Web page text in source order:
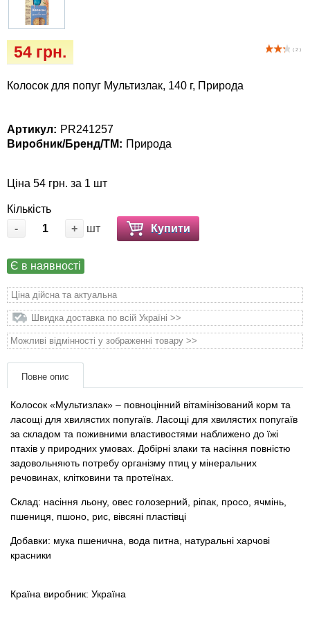
( 2 )
54 грн.
Колосок для попуг Мультизлак, 140 г, Природа
Артикул: PR241257
Виробник/Бренд/ТМ: Природа
Ціна 54 грн. за 1 шт
Кількість
-
+ шт Купити
Є в наявності
Ціна дійсна та актуальна
Швидка доставка по всій Україні >>
Можливі відмінності у зображенні товару >>
Повне опис
Колосок «Мультизлак» – повноцінний вітамінізований корм та
ласощі для хвилястих попугаїв. Ласощі для хвилястих попугаїв
за складом та поживними властивостями наближено до їжі
птахів у природних умовах. Добірні злаки та насіння повністю
задовольняють потребу організму птиц у мінеральних
речовинах, клітковини та протеїнах.
Склад: насіння льону, овес голозерний, ріпак, просо, ячмінь,
пшениця, пшоно, рис, вівсяні пластівці
Добавки: мука пшенична, вода питна, натуральні харчові
красники
Країна виробник: Україна
Vet Diet Canine Wet - ветеринарные диеты
для собак
килимки
Миски, автогодівниці, поілки
Післяопераційні засоби та витратні
Товари для голубів
Товари для гризунів
Товари для коней
Товари для людей
Хозряд - господарчі товари оптом